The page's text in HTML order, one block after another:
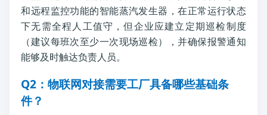
和远程监控功能的智能蒸汽发生器，在正常运行状态
下无需全程人工值守，但企业应建立定期巡检制度
（建议每班次至少一次现场巡检），并确保报警通知
能够及时触达负责人员。
Q2：物联网对接需要工厂具备哪些基础条
件？